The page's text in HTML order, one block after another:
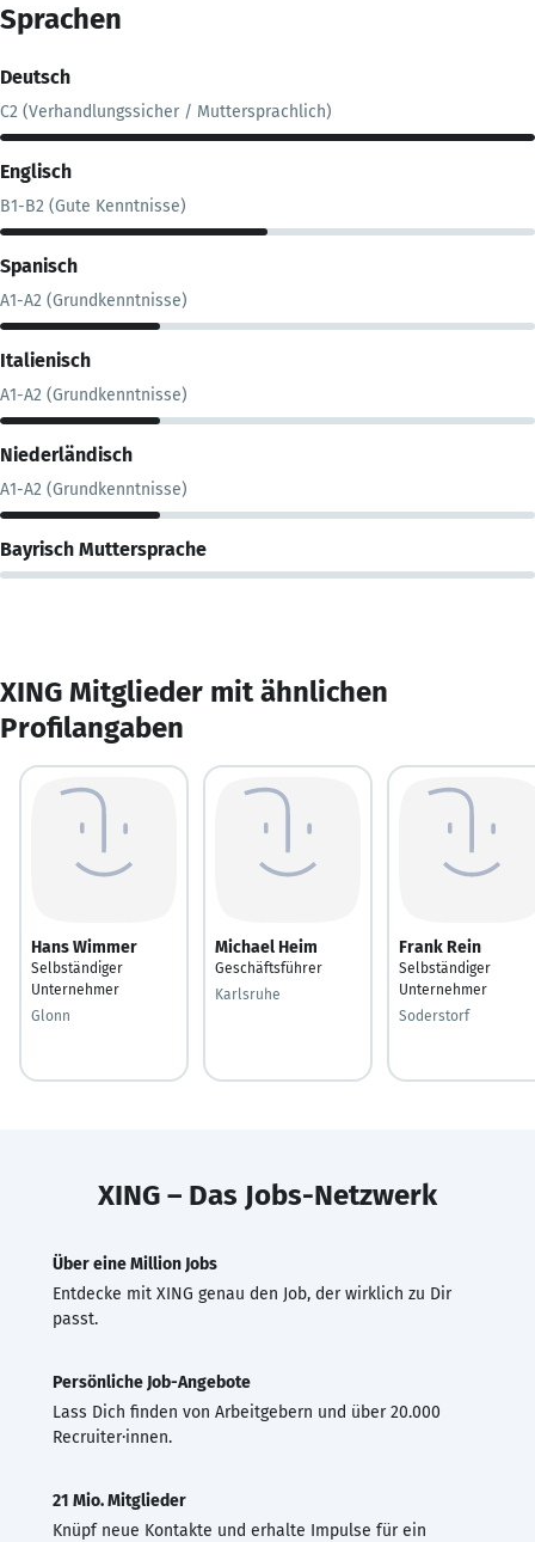
Sprachen
Deutsch
C2 (Verhandlungssicher / Muttersprachlich)
Englisch
B1-B2 (Gute Kenntnisse)
Spanisch
A1-A2 (Grundkenntnisse)
Italienisch
A1-A2 (Grundkenntnisse)
Niederländisch
A1-A2 (Grundkenntnisse)
Bayrisch Muttersprache
XING Mitglieder mit ähnlichen
Profilangaben
Hans Wimmer
Selbständiger
Unternehmer
Glonn
Michael Heim
Geschäftsführer
Karlsruhe
Frank Rein
Selbständiger
Unternehmer
Soderstorf
XING – Das Jobs-Netzwerk
Über eine Million Jobs
Entdecke mit XING genau den Job, der wirklich zu Dir
passt.
Persönliche Job-Angebote
Lass Dich finden von Arbeitgebern und über 20.000
Recruiter·innen.
21 Mio. Mitglieder
Knüpf neue Kontakte und erhalte Impulse für ein